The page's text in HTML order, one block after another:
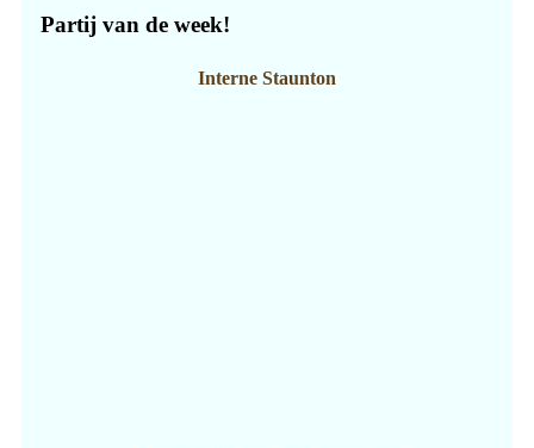
Partij van de week!
Interne Staunton